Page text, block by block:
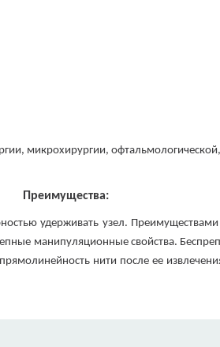
микрохирургии,
Преимущества:
удерживать узел. Преимуществами
манипуляционные свойства.
нити после ее